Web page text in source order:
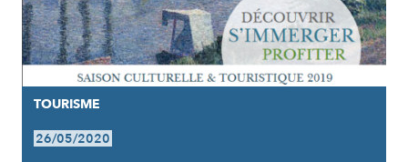
TOURISME
26/05/2020